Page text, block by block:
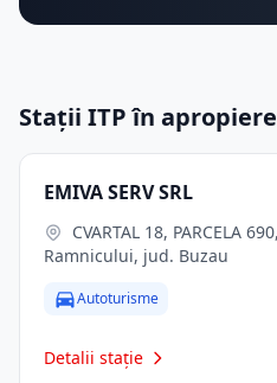
Stații ITP în apropiere
EMIVA SERV SRL
Ramnicului, jud. Buzau
Autoturisme
Detalii stație